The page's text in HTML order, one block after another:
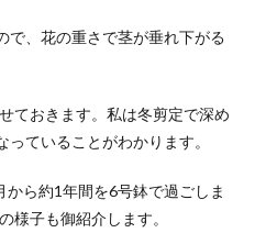
で、花の重さで茎が垂れ下がる
ておきます。私は冬剪定で深め
ていることがわかります。
ら約1年間を6号鉢で過ごしま
様子も御紹介します。